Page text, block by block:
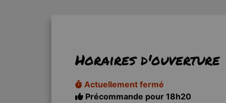
Horaires d'ouverture
Actuellement fermé
Précommande pour 18h20